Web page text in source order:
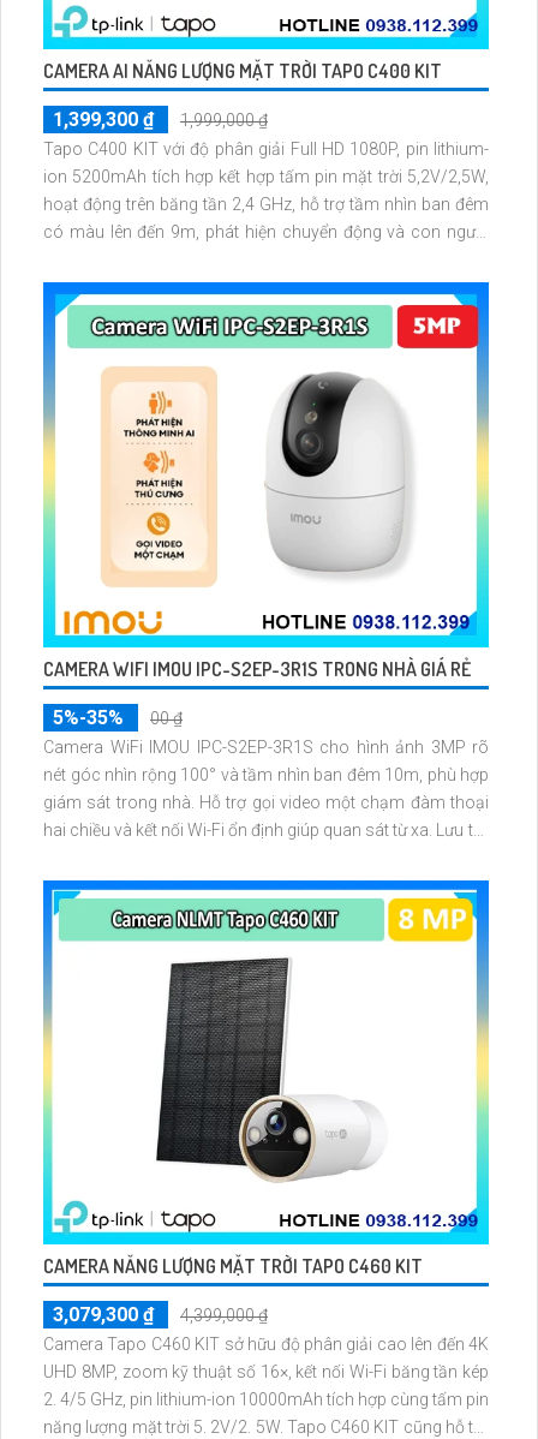
CAMERA AI NĂNG LƯỢNG MẶT TRỜI TAPO C400 KIT
1,399,300 ₫
1,999,000 ₫
Tapo C400 KIT với độ phân giải Full HD 1080P, pin lithium-
ion 5200mAh tích hợp kết hợp tấm pin mặt trời 5,2V/2,5W,
hoạt động trên băng tần 2,4 GHz, hỗ trợ tầm nhìn ban đêm
có màu lên đến 9m, phát hiện chuyển động và con người
512GB
CAMERA WIFI IMOU IPC-S2EP-3R1S TRONG NHÀ GIÁ RẺ
5%-35%
00 ₫
Camera WiFi IMOU IPC-S2EP-3R1S cho hình ảnh 3MP rõ
nét góc nhìn rộng 100° và tầm nhìn ban đêm 10m, phù hợp
giám sát trong nhà. Hỗ trợ gọi video một chạm đàm thoại
hai chiều và kết nối Wi-Fi ổn định giúp quan sát từ xa. Lưu trữ
dễ lắp đặt cho gia đình và văn phòng nhỏ.
CAMERA NĂNG LƯỢNG MẶT TRỜI TAPO C460 KIT
3,079,300 ₫
4,399,000 ₫
Camera Tapo C460 KIT sở hữu độ phân giải cao lên đến 4K
UHD 8MP, zoom kỹ thuật số 16×, kết nối Wi-Fi băng tần kép
2. 4/5 GHz, pin lithium-ion 10000mAh tích hợp cùng tấm pin
năng lượng mặt trời 5. 2V/2. 5W. Tapo C460 KIT cũng hỗ trợ